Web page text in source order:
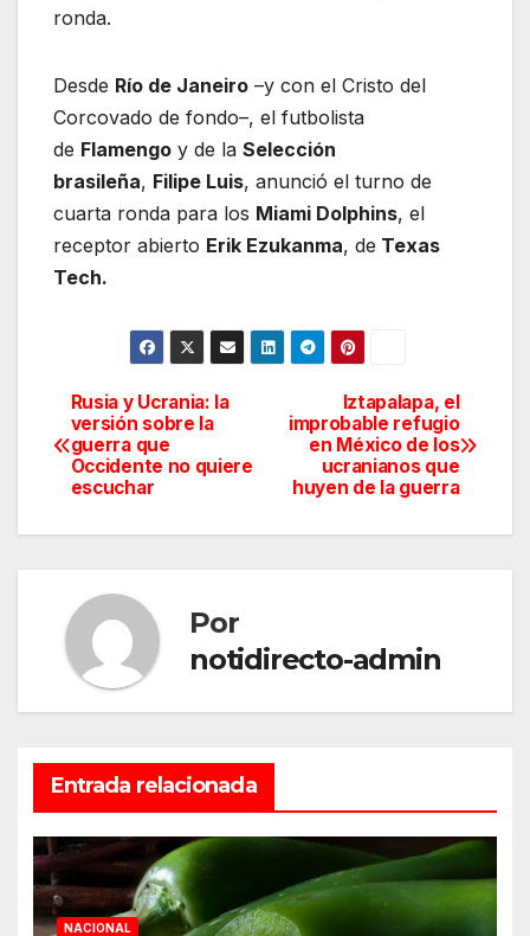
ronda.
Desde Río de Janeiro –y con el Cristo del
Corcovado de fondo–, el futbolista
de Flamengo y de la Selección
brasileña, Filipe Luis, anunció el turno de
cuarta ronda para los Miami Dolphins, el
receptor abierto Erik Ezukanma, de Texas
Tech.
Navegación
de
Iztapalapa, el
improbable refugio
en México de los
ucranianos que
huyen de la guerra
Rusia y Ucrania: la
versión sobre la
guerra que
Occidente no quiere
escuchar
Por
notidirecto-admin
Entrada relacionada
NACIONAL